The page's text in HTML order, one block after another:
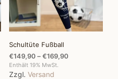
der
Produktseite
gewählt
werden
Schultüte Fußball
€149,90 –€169,90Preisspanne:
Enthält 19% MwSt.
Zzgl. Versand